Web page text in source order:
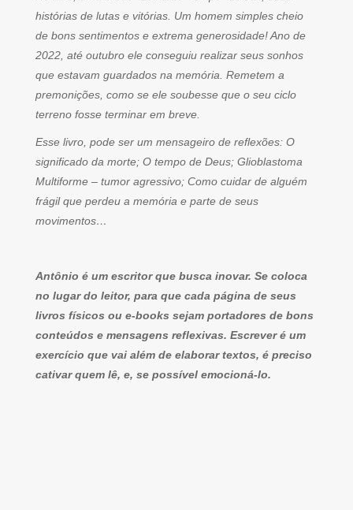
histórias de lutas e vitórias. Um homem simples cheio
de bons sentimentos e extrema generosidade! Ano de
2022, até outubro ele conseguiu realizar seus sonhos
que estavam guardados na memória. Remetem a
premonições, como se ele soubesse que o seu ciclo
terreno fosse terminar em breve.
Esse livro, pode ser um mensageiro de reflexões: O
significado da morte; O tempo de Deus; Glioblastoma
Multiforme – tumor agressivo; Como cuidar de alguém
frágil que perdeu a memória e parte de seus
movimentos…
Antônio é um escritor que busca inovar. Se coloca
no lugar do leitor, para que cada página de seus
livros físicos ou e-books sejam portadores de bons
conteúdos e mensagens reflexivas. Escrever é um
exercício que vai além de elaborar textos, é preciso
cativar quem lê, e, se possível emocioná-lo.